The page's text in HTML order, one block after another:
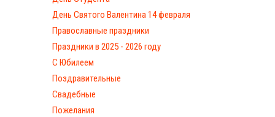
День Святого Валентина 14 февраля
Православные праздники
Праздники в 2025 - 2026 году
С Юбилеем
Поздравительные
Свадебные
Пожелания